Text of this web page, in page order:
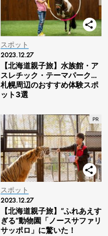
スポット
2023.12.27
【北海道親子旅】水族館・ア
スレチック・テーマパーク…
札幌周辺のおすすめ体験スポ
ット3選
スポット
2023.12.27
【北海道親子旅】“ふれあえす
ぎる”動物園「ノースサファリ
サッポロ」に驚いた！